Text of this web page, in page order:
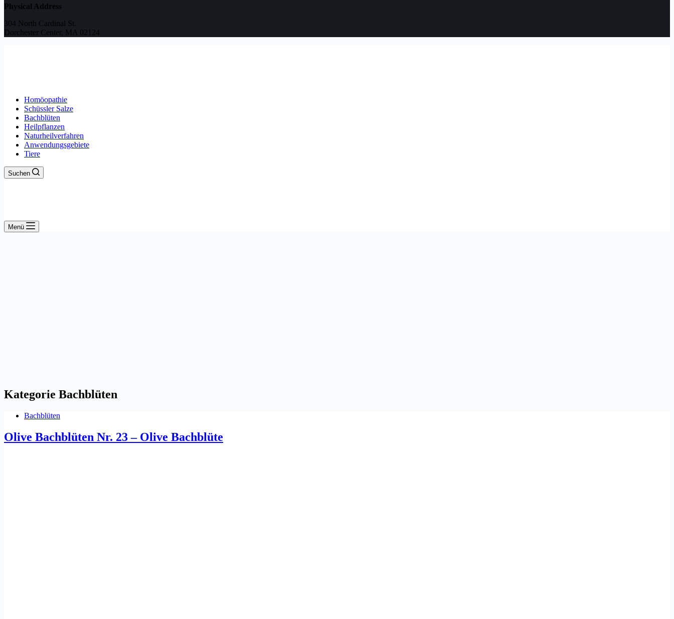
Physical Address
304 North Cardinal St.
Dorchester Center, MA 02124
Homöopathie
Schüssler Salze
Bachblüten
Heilpflanzen
Naturheilverfahren
Anwendungsgebiete
Tiere
Suchen
Menü
Kategorie Bachblüten
Bachblüten
Olive Bachblüten Nr. 23 – Olive Bachblüte